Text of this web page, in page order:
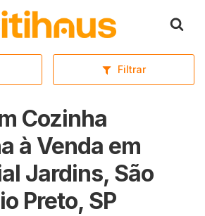
inicial
Filtrar
Cozinha
à Venda em
Jardins, São
Preto, SP